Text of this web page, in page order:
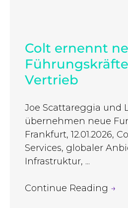
Colt ernennt
Vertrieb
Joe Scattareggia und
übernehmen neue
Frankfurt, 12.01.2026,
Services, globaler
Infrastruktur, ...
Continue Reading →